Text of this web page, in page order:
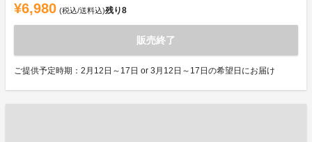
¥6,980 (税込/送料込)残り8
販売終了
ご提供予定時期：2月12日～17日 or 3月12日～17日の希望日にお届け